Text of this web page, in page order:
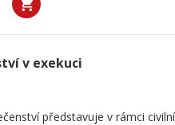
v exekuci
představuje v rámci